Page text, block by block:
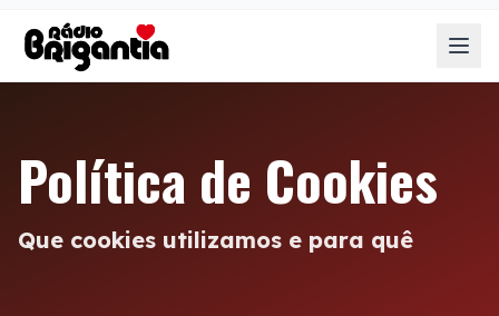
Política de Cookies
Que cookies utilizamos e para quê